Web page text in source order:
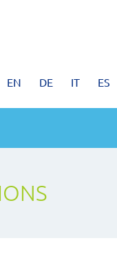
EN DE IT ES